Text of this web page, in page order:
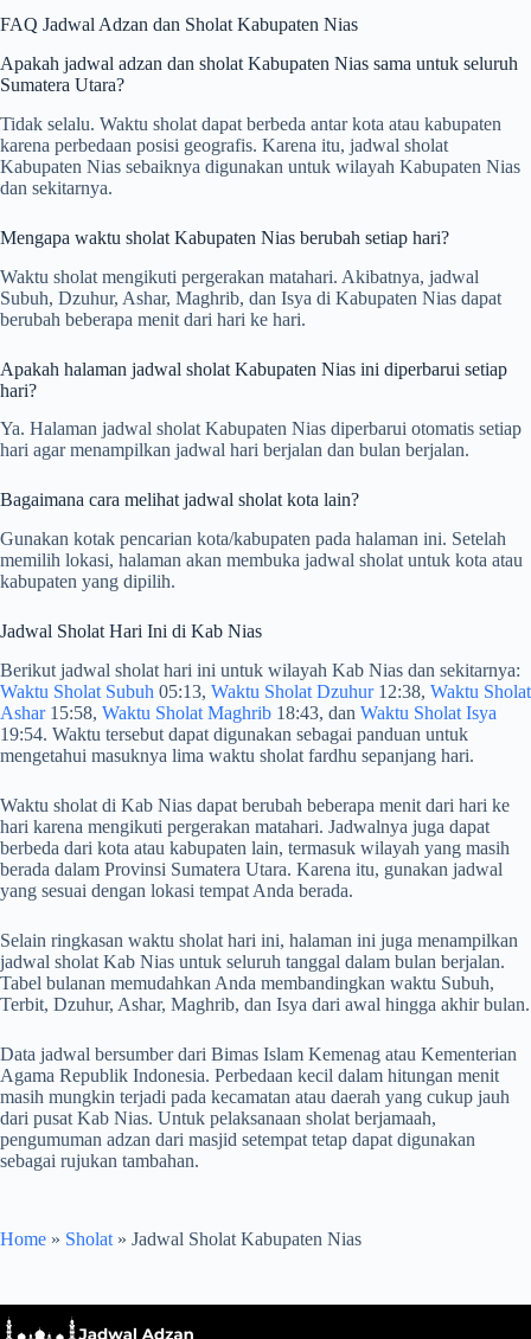
FAQ Jadwal Adzan dan Sholat Kabupaten Nias
Apakah jadwal adzan dan sholat Kabupaten Nias sama untuk seluruh
Sumatera Utara?
Tidak selalu. Waktu sholat dapat berbeda antar kota atau kabupaten
karena perbedaan posisi geografis. Karena itu, jadwal sholat
Kabupaten Nias sebaiknya digunakan untuk wilayah Kabupaten Nias
dan sekitarnya.
Mengapa waktu sholat Kabupaten Nias berubah setiap hari?
Waktu sholat mengikuti pergerakan matahari. Akibatnya, jadwal
Subuh, Dzuhur, Ashar, Maghrib, dan Isya di Kabupaten Nias dapat
berubah beberapa menit dari hari ke hari.
Apakah halaman jadwal sholat Kabupaten Nias ini diperbarui setiap
hari?
Ya. Halaman jadwal sholat Kabupaten Nias diperbarui otomatis setiap
hari agar menampilkan jadwal hari berjalan dan bulan berjalan.
Bagaimana cara melihat jadwal sholat kota lain?
Gunakan kotak pencarian kota/kabupaten pada halaman ini. Setelah
memilih lokasi, halaman akan membuka jadwal sholat untuk kota atau
kabupaten yang dipilih.
Jadwal Sholat Hari Ini di Kab Nias
Berikut jadwal sholat hari ini untuk wilayah Kab Nias dan sekitarnya:
Waktu Sholat Subuh 05:13, Waktu Sholat Dzuhur12:38, Waktu Sholat
Ashar15:58, Waktu Sholat Maghrib 18:43, dan Waktu Sholat Isya
19:54. Waktu tersebut dapat digunakan sebagai panduan untuk
mengetahui masuknya lima waktu sholat fardhu sepanjang hari.
Waktu sholat di Kab Nias dapat berubah beberapa menit dari hari ke
hari karena mengikuti pergerakan matahari. Jadwalnya juga dapat
berbeda dari kota atau kabupaten lain, termasuk wilayah yang masih
berada dalam Provinsi Sumatera Utara. Karena itu, gunakan jadwal
yang sesuai dengan lokasi tempat Anda berada.
Selain ringkasan waktu sholat hari ini, halaman ini juga menampilkan
jadwal sholat Kab Nias untuk seluruh tanggal dalam bulan berjalan.
Tabel bulanan memudahkan Anda membandingkan waktu Subuh,
Terbit, Dzuhur, Ashar, Maghrib, dan Isya dari awal hingga akhir bulan.
Data jadwal bersumber dari Bimas Islam Kemenag atau Kementerian
Agama Republik Indonesia. Perbedaan kecil dalam hitungan menit
masih mungkin terjadi pada kecamatan atau daerah yang cukup jauh
dari pusat Kab Nias. Untuk pelaksanaan sholat berjamaah,
pengumuman adzan dari masjid setempat tetap dapat digunakan
sebagai rujukan tambahan.
Home » Sholat » Jadwal Sholat Kabupaten Nias